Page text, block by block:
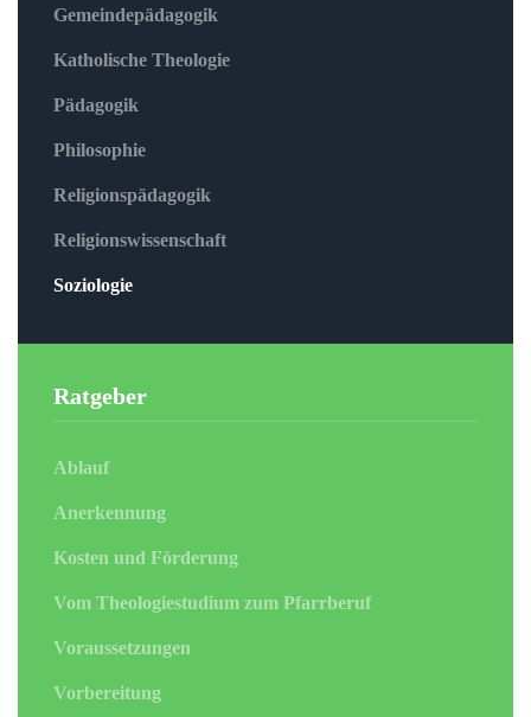
Gemeindepädagogik
Katholische Theologie
Pädagogik
Philosophie
Religionspädagogik
Religionswissenschaft
Soziologie
Ratgeber
Ablauf
Anerkennung
Kosten und Förderung
Vom Theologiestudium zum Pfarrberuf
Voraussetzungen
Vorbereitung